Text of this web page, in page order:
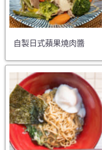
自製日式蘋果燒肉醬